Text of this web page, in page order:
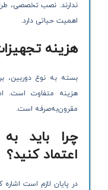
ندارند. نصب تخصصی،
اهمیت حیاتی دارد.
هزینه
بسته به نوع دوربین،
هزینه متفاوت است.
مقرون‌به‌صرفه است.
چرا باید
اعتماد کنید؟
در پایان لازم است اشاره